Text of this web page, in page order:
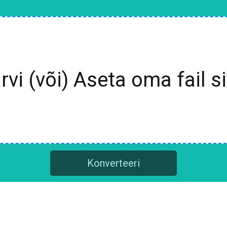
(või) Aseta oma fail
Konverteeri